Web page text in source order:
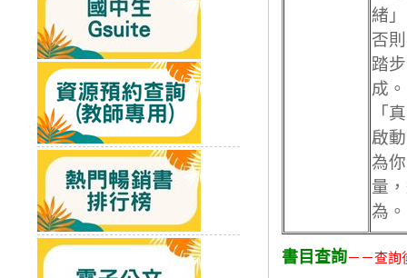
緒
否
踏
成。
「
啟
為
量
為
書目查詢－－查詢